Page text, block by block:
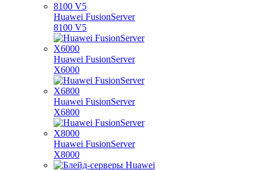
Huawei FusionServer
8100 V5
Huawei FusionServer
X6000
Huawei FusionServer
X6800
Huawei FusionServer
X8000